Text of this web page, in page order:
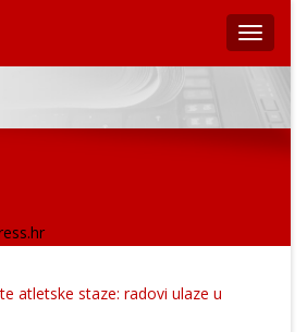
atletske staze: radovi ulaze u